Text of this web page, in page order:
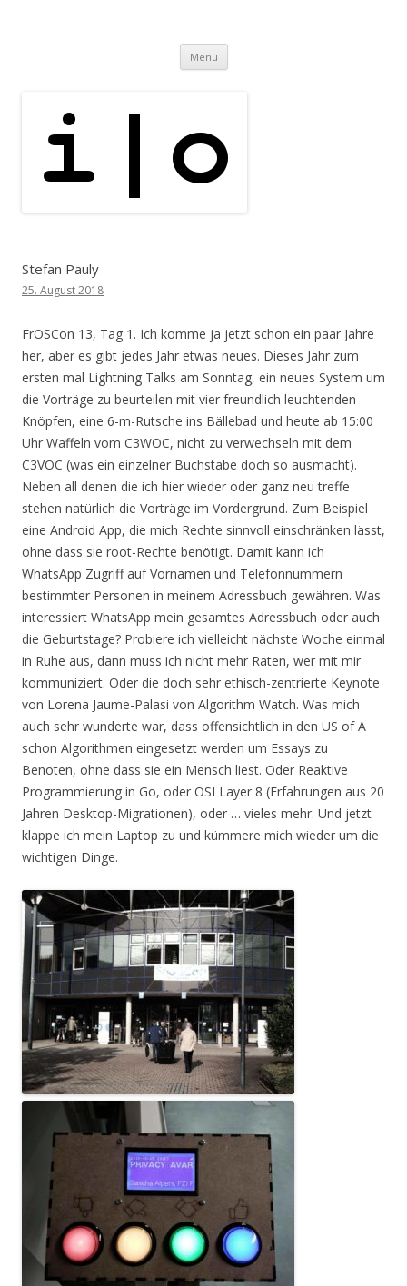
Menü Zum
springen
Stefan Pauly
25. August 2018
FrOSCon 13, Tag 1. Ich komme ja jetzt schon ein paar Jahre
her, aber es gibt jedes Jahr etwas neues. Dieses Jahr zum
ersten mal Lightning Talks am Sonntag, ein neues System um
die Vorträge zu beurteilen mit vier freundlich leuchtenden
Knöpfen, eine 6-m-Rutsche ins Bällebad und heute ab 15:00
Uhr Waffeln vom C3WOC, nicht zu verwechseln mit dem
C3VOC (was ein einzelner Buchstabe doch so ausmacht).
Neben all denen die ich hier wieder oder ganz neu treffe
stehen natürlich die Vorträge im Vordergrund. Zum Beispiel
eine Android App, die mich Rechte sinnvoll einschränken lässt,
ohne dass sie root-Rechte benötigt. Damit kann ich
WhatsApp Zugriff auf Vornamen und Telefonnummern
bestimmter Personen in meinem Adressbuch gewähren. Was
interessiert WhatsApp mein gesamtes Adressbuch oder auch
die Geburtstage? Probiere ich vielleicht nächste Woche einmal
in Ruhe aus, dann muss ich nicht mehr Raten, wer mit mir
kommuniziert. Oder die doch sehr ethisch-zentrierte Keynote
von Lorena Jaume-Palasi von Algorithm Watch. Was mich
auch sehr wunderte war, dass offensichtlich in den US of A
schon Algorithmen eingesetzt werden um Essays zu
Benoten, ohne dass sie ein Mensch liest. Oder Reaktive
Programmierung in Go, oder OSI Layer 8 (Erfahrungen aus 20
Jahren Desktop-Migrationen), oder … vieles mehr. Und jetzt
klappe ich mein Laptop zu und kümmere mich wieder um die
wichtigen Dinge.